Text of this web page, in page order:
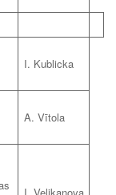
I. Kublicka
A. Vītola